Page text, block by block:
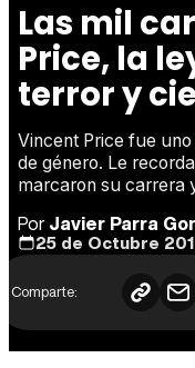
Las mil
Price, la
terror y
Vincent Price fue
de género. Le
marcaron su carrera
PorJavier Parra
25 de Octubre
Comparte: